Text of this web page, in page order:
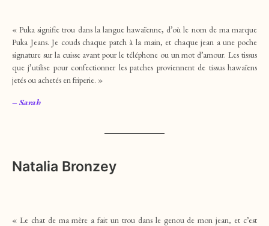
« Puka signifie trou dans la langue hawaïenne, d’où le nom de ma marque
Puka Jeans. Je couds chaque patch à la main, et chaque jean a une poche
signature sur la cuisse avant pour le téléphone ou un mot d’amour. Les tissus
que j’utilise pour confectionner les patches proviennent de tissus hawaïens
jetés ou achetés en friperie. »
– Sarah
Natalia Bronzey
« Le chat de ma mère a fait un trou dans le genou de mon jean, et c’est